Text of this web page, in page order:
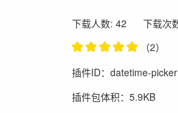
下载人数: 42 下载次
（2）
插件ID：datetime-picker
插件包体积：5.9KB